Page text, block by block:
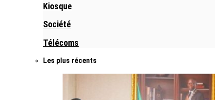
Kiosque
Société
Télécoms
Les plus récents